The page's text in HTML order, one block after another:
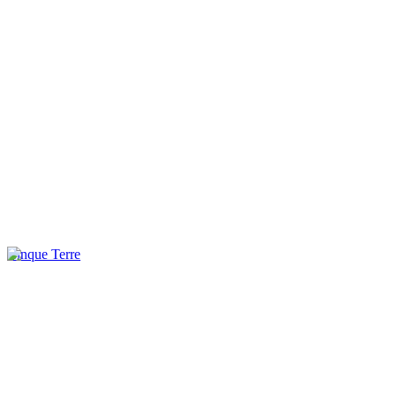
Cinque Terre